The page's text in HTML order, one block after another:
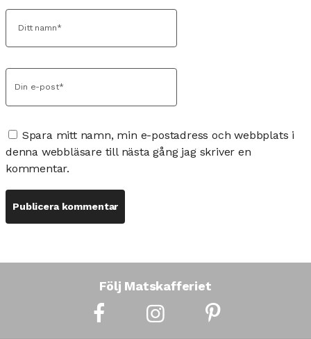
Spara mitt namn, min e-postadress och webbplats i
denna webbläsare till nästa gång jag skriver en
kommentar.
Följ Matskafferiet